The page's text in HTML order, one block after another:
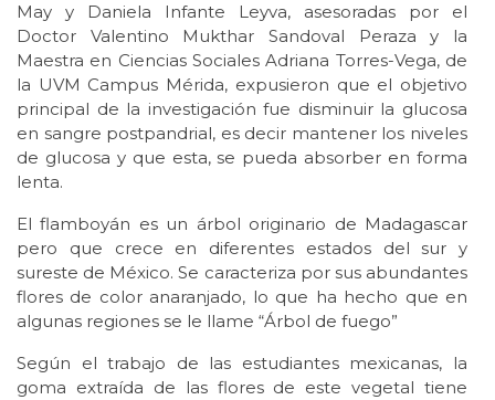
May y Daniela Infante Leyva, asesoradas por el
Doctor Valentino Mukthar Sandoval Peraza y la
Maestra en Ciencias Sociales Adriana Torres-Vega, de
la UVM Campus Mérida, expusieron que el objetivo
principal de la investigación fue disminuir la glucosa
en sangre postpandrial, es decir mantener los niveles
de glucosa y que esta, se pueda absorber en forma
lenta.
El flamboyán es un árbol originario de Madagascar
pero que crece en diferentes estados del sur y
sureste de México. Se caracteriza por sus abundantes
flores de color anaranjado, lo que ha hecho que en
algunas regiones se le llame “Árbol de fuego”
Según el trabajo de las estudiantes mexicanas, la
goma extraída de las flores de este vegetal tiene